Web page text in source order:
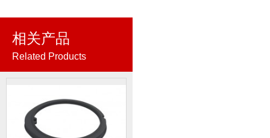
相关产品
Related Products